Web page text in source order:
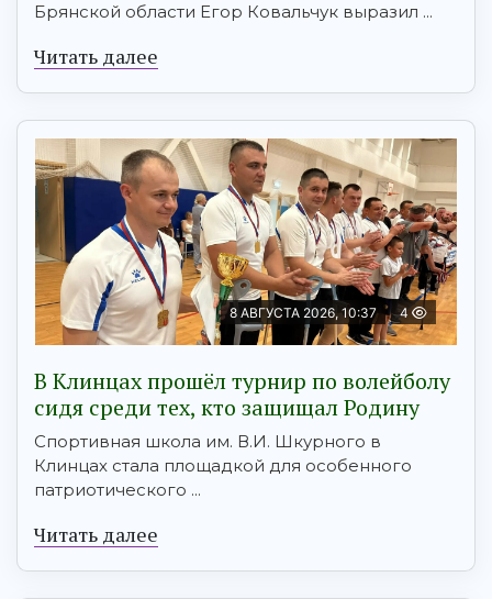
Брянской области Егор Ковальчук выразил ...
Читать далее
8 АВГУСТА 2026, 10:37 4
В Клинцах прошёл турнир по волейболу
сидя среди тех, кто защищал Родину
Спортивная школа им. В.И. Шкурного в
Клинцах стала площадкой для особенного
патриотического ...
Читать далее